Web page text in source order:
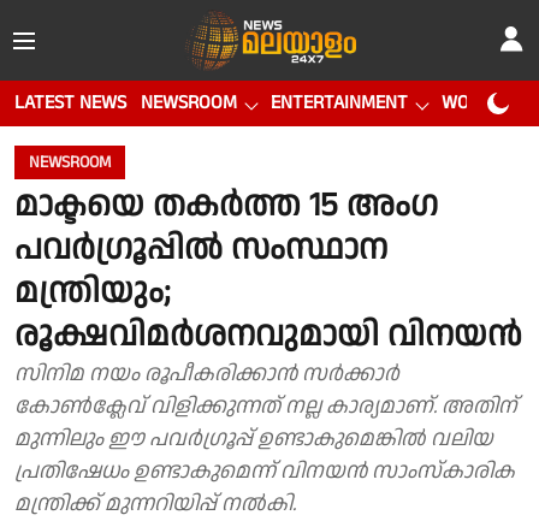
LATEST NEWS NEWSROOM ENTERTAINMENT WORLD CUP
NEWSROOM
മാക്ടയെ തകര്‍ത്ത 15 അംഗ
പവര്‍ഗ്രൂപ്പില്‍ സംസ്ഥാന
മന്ത്രിയും;
രൂക്ഷവിമര്‍ശനവുമായി വിനയന്‍
സിനിമ നയം രൂപീകരിക്കാന്‍ സര്‍ക്കാര്‍
കോണ്‍ക്ലേവ് വിളിക്കുന്നത് നല്ല കാര്യമാണ്. അതിന്
മുന്നിലും ഈ പവര്‍ഗ്രൂപ്പ് ഉണ്ടാകുമെങ്കില്‍ വലിയ
പ്രതിഷേധം ഉണ്ടാകുമെന്ന് വിനയന്‍ സാംസ്കാരിക
മന്ത്രിക്ക് മുന്നറിയിപ്പ് നല്‍കി.